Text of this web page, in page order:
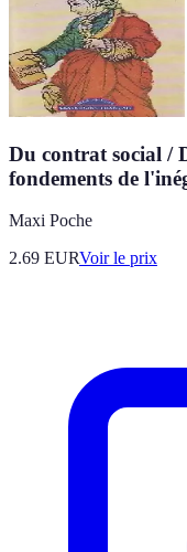
Du contrat social /
fondements de
Maxi Poche
2.69 EURVoir le prix